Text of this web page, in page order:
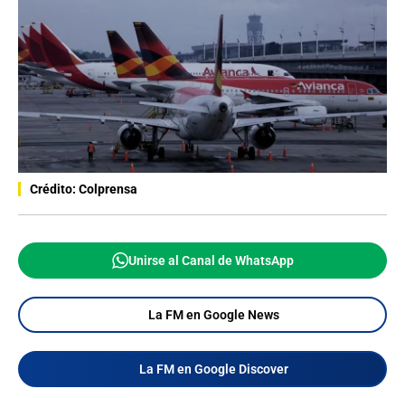
Crédito: Colprensa
Unirse al Canal de WhatsApp
La FM en Google News
La FM en Google Discover